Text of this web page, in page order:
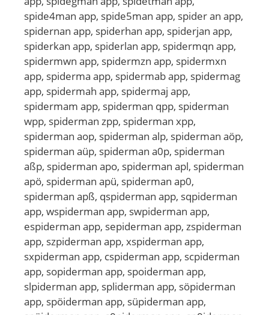
spide4man app, spide5man app, spider an app,
spidernan app, spiderhan app, spiderjan app,
spiderkan app, spiderlan app, spidermqn app,
spidermwn app, spidermzn app, spidermxn
app, spiderma app, spidermab app, spidermag
app, spidermah app, spidermaj app,
spidermam app, spiderman qpp, spiderman
wpp, spiderman zpp, spiderman xpp,
spiderman aop, spiderman alp, spiderman aöp,
spiderman aüp, spiderman a0p, spiderman
aßp, spiderman apo, spiderman apl, spiderman
apö, spiderman apü, spiderman ap0,
spiderman apß, qspiderman app, sqpiderman
app, wspiderman app, swpiderman app,
espiderman app, sepiderman app, zspiderman
app, szpiderman app, xspiderman app,
sxpiderman app, cspiderman app, scpiderman
app, sopiderman app, spoiderman app,
slpiderman app, spliderman app, söpiderman
app, spöiderman app, süpiderman app,